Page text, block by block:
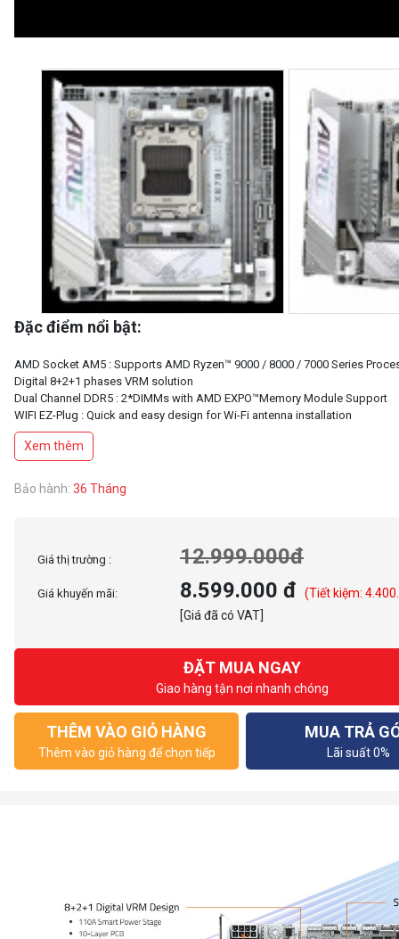
Đặc điểm nổi bật:
AMD Socket AM5 : Supports AMD Ryzen™ 9000 / 8000 / 7000 Series
Digital 8+2+1 phases VRM solution
Dual Channel DDR5 : 2*DIMMs with AMD EXPO™Memory Module Support
WIFI EZ-Plug : Quick and easy design for Wi-Fi antenna installation
EZ-Latch Plus : PCIe and M.2 slots with Quick Release & Screwless Design
EZ-Latch Click : M.2 heatsinks with screwless design
Friendly UI : Multi-Theme, AIO Fan Control, and Q-Flash Auto Scan in BIOS
New Power Monitor in HWinfo for real-time monitoring on CPU power
Ultra-Fast Storage : 2*M.2 slots, including 1* PCIe 5.0 x4
Extended Connectivity : USB4 Type-C with DP-Alt, HDMI
Reliable Audio : Realtek ALC4080 HD Audio & Audiophile Grade Capacitors
Xem thêm
Bảo hành: 36 Tháng
Giá thị trường : 12.999.000đ
Giá khuyến mãi: 8.599.000 đ
(Tiết kiệm:
[Giá đã có VAT]
ĐẶT MUA NGAY
Giao hàng tận nơi nhanh chóng
THÊM VÀO GIỎ HÀNG
Thêm vào giỏ hàng để chọn tiếp
MUA TRẢ
Lãi suất 0%